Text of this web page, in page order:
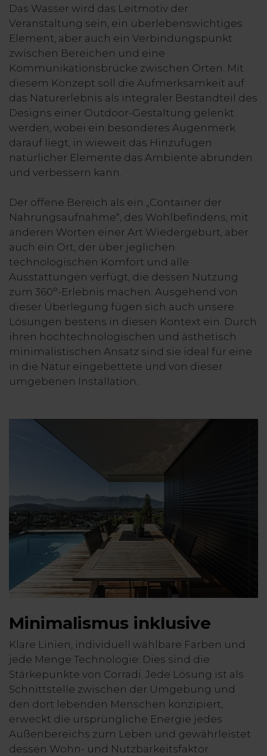
Das Wasser wird das Leitmotiv der
Veranstaltung sein, ein überlebenswichtiges
Element, aber auch ein Verbindungspunkt
zwischen Bereichen und eine
Kommunikationsbrücke zwischen Orten. Mit
diesem Konzept soll die Aufmerksamkeit auf
das Naturerlebnis als integraler Bestandteil des
Designs einer Outdoor-Gestaltung gelenkt
werden, wobei ein besonderes Augenmerk
darauf liegt, in wieweit das Hinzufügen
natürlicher Elemente das Ambiente abrunden
und verbessern kann.
Der offene Bereich als ein „Container der
Nahrungsaufnahme“, des Wohlbefindens, mit
anderen Worten einer Art Wiedergeburt, aber
auch ein Ort, der über jeglichen
technologischen Komfort und alle
Ausstattungen verfügt, die dessen Nutzung
zum 360°-Erlebnis machen. Ausgehend von
dieser Überlegung fügen sich auch unsere
Lösungen bestens in diesen Kontext ein. Durch
ihren hochtechnologischen und ästhetisch
minimalistischen Ansatz sind sie ideal für eine
in die Natur eingebettete und von dieser
umgebenen Installation..
Minimalismus inklusive
Klare Linien, individuell wählbare Farben und
jede Menge Technologie: Dies sind die
Stärkepunkte von Corradi. Jede Lösung ist als
Schnittstelle zwischen der Umgebung und
den dort lebenden Menschen konzipiert,
erweckt die ursprüngliche Energie jedes
Außenbereichs zum Leben und gewährleistet
dessen Wohn- und Nutzbarkeitsfaktor.